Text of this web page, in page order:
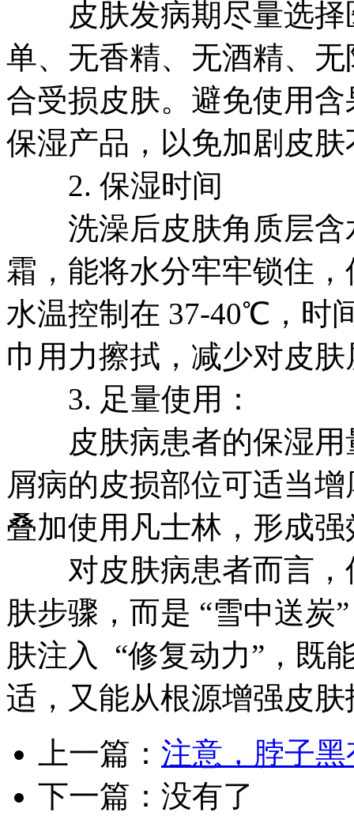
皮肤发病期尽量选择
单、无香精、无酒精、
合受损皮肤。避免使用
保湿产品，以免加剧皮肤
2. 保湿时间
洗澡后皮肤角质层含
霜，能将水分牢牢锁住
水温控制在 37-40℃，时
巾用力擦拭，减少对皮
3. 足量使用：
皮肤病患者的保湿用
屑病的皮损部位可适当
叠加使用凡士林，形成
对皮肤病患者而言，
肤步骤，而是 “雪中送炭
肤注入 “修复动力”，既
适，又能从根源增强皮
上一篇： 注意，脖子
下一篇：没有了